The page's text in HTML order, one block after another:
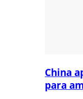
China
para